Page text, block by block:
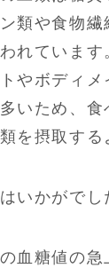
類や食物
れています
やボディ
いため、
を摂取する
いかがでし
血糖値の